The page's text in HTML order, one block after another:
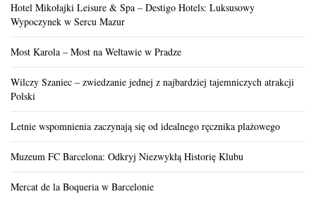
Hotel Mikołajki Leisure & Spa – Destigo Hotels: Luksusowy
Wypoczynek w Sercu Mazur
Most Karola – Most na Wełtawie w Pradze
Wilczy Szaniec – zwiedzanie jednej z najbardziej tajemniczych atrakcji
Polski
Letnie wspomnienia zaczynają się od idealnego ręcznika plażowego
Muzeum FC Barcelona: Odkryj Niezwykłą Historię Klubu
Mercat de la Boqueria w Barcelonie